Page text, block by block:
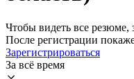
Чтобы видеть все резюме,
После регистрации
Зарегистрироваться
За всё время